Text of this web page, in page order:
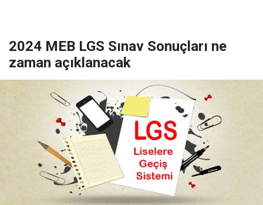
2024 MEB LGS Sınav Sonuçları ne
zaman açıklanacak